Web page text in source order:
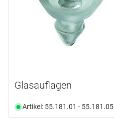
Glasauflagen
Artikel: 55.181.01 - 55.181.05